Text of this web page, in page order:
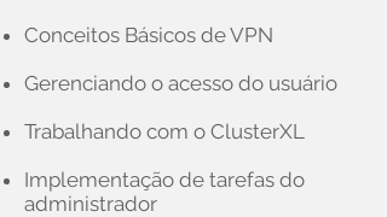
Conceitos Básicos de VPN
Gerenciando o acesso do usuário
Trabalhando com o ClusterXL
Implementação de tarefas do
administrador